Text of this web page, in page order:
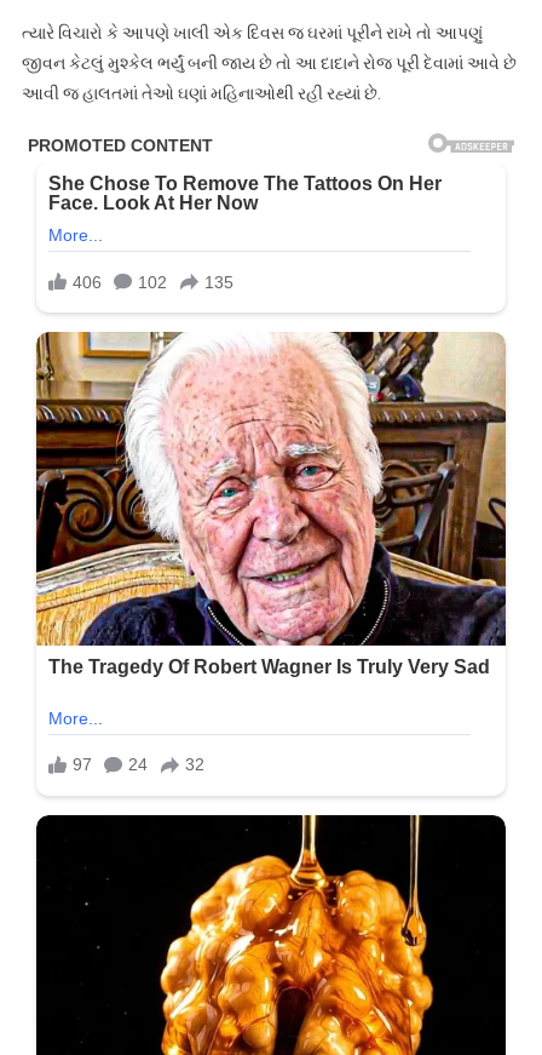
ત્યારે વિચારો કે આપણે ખાલી એક દિવસ જ ઘરમાં પૂરીને રાખે તો આપણું
જીવન કેટલું મુશ્કેલ ભર્યું બની જાય છે તો આ દાદાને રોજ પૂરી દેવામાં આવે છે
આવી જ હાલતમાં તેઓ ઘણાં મહિનાઓથી રહી રહ્યાં છે.